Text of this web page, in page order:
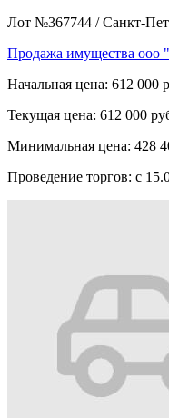
Лот №367744 / Санкт-
Продажа имущества ооо
Начальная цена: 612 000
Текущая цена: 612 000
Минимальная цена: 428
Проведение торгов: с